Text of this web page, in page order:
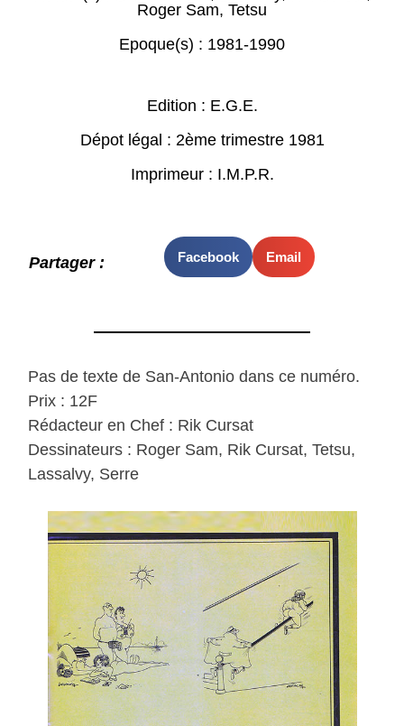
Roger Sam, Tetsu
Epoque(s) : 1981-1990
Edition : E.G.E.
Dépot légal : 2ème trimestre 1981
Imprimeur : I.M.P.R.
Partager : Facebook Email
Pas de texte de San-Antonio dans ce numéro.
Prix : 12F
Rédacteur en Chef : Rik Cursat
Dessinateurs : Roger Sam, Rik Cursat, Tetsu,
Lassalvy, Serre